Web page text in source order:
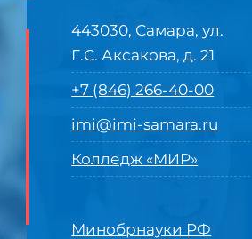
443030, Самара, ул.
Г.С. Аксакова, д. 21
+7 (846) 266-40-00
imi@imi-samara.ru
Колледж «МИР»
Минобрнауки РФ